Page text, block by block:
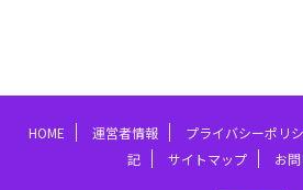
HOME 運営者情報
プライバシーポリ
記
サイトマップ お